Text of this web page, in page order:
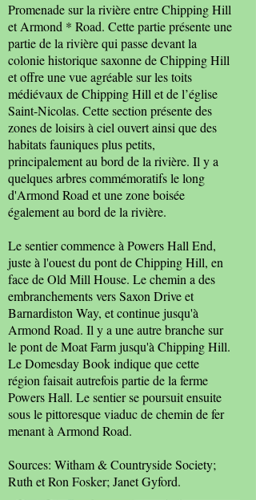
Promenade sur la rivière entre Chipping Hill
et Armond * Road. Cette partie présente une
partie de la rivière qui passe devant la
colonie historique saxonne de Chipping Hill
et offre une vue agréable sur les toits
médiévaux de Chipping Hill et de l’église
Saint-Nicolas. Cette section présente des
zones de loisirs à ciel ouvert ainsi que des
habitats fauniques plus petits,
principalement au bord de la rivière. Il y a
quelques arbres commémoratifs le long
d'Armond Road et une zone boisée
également au bord de la rivière.
Le sentier commence à Powers Hall End,
juste à l'ouest du pont de Chipping Hill, en
face de Old Mill House. Le chemin a des
embranchements vers Saxon Drive et
Barnardiston Way, et continue jusqu'à
Armond Road. Il y a une autre branche sur
le pont de Moat Farm jusqu'à Chipping Hill.
Le Domesday Book indique que cette
région faisait autrefois partie de la ferme
Powers Hall. Le sentier se poursuit ensuite
sous le pittoresque viaduc de chemin de fer
menant à Armond Road.
Sources: Witham & Countryside Society;
Ruth et Ron Fosker; Janet Gyford.